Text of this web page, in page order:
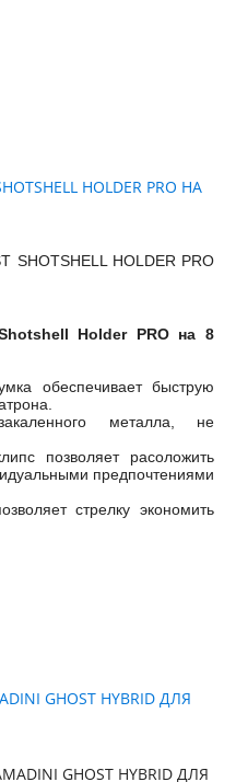
HOLDER PRO НА
Holder PRO на 8
обеспечивает быструю
металла, не
позволяет расоложить
предпочтениями
стрелку экономить
GHOST HYBRID ДЛЯ